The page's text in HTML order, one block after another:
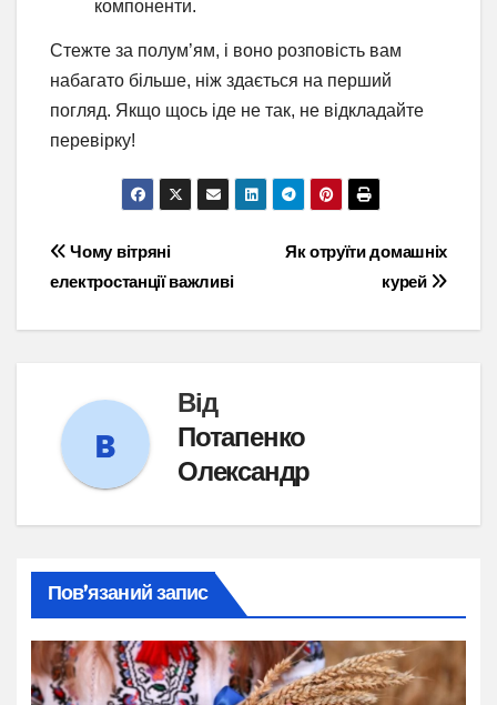
компоненти.
Стежте за полум’ям, і воно розповість вам
набагато більше, ніж здається на перший
погляд. Якщо щось іде не так, не відкладайте
перевірку!
Навігація
записів
Як отруїти домашніх
курей
Чому вітряні
електростанції важливі
Від
Потапенко
Олександр
Пов’язаний запис